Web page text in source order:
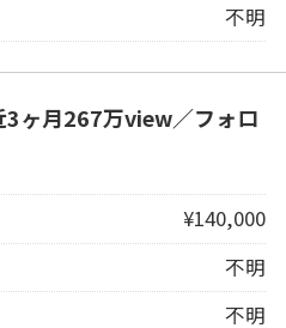
不明
3ヶ月267万view／フォロ
¥140,000
不明
不明